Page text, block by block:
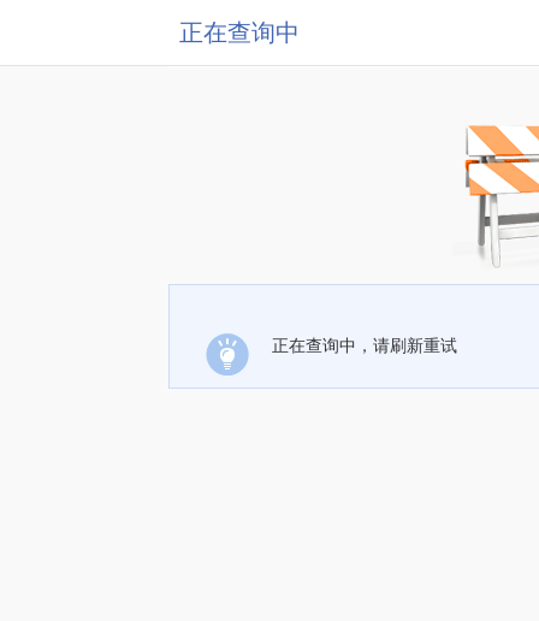
正在查询中
正在查询中，请刷新重试